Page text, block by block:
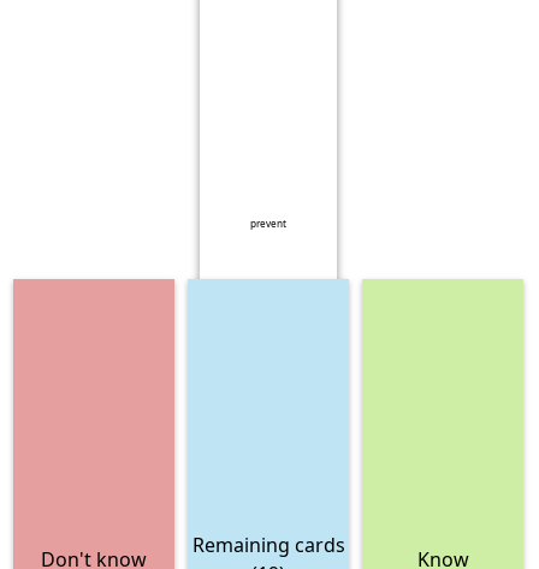
Don't know
prevent
Remaining cards
Know